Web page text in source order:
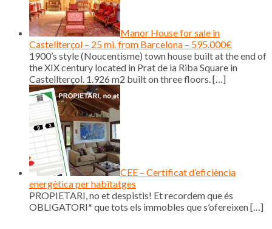
Manor House for sale in
Castellterçol – 25 mi. from Barcelona – 595.000€
1900’s style (Noucentisme) town house built at the end of
the XIX century located in Prat de la Riba Square in
Castellterçol. 1.926 m2 built on three floors.[…]
CEE – Certificat d’eficiència
energètica per habitatges
PROPIETARI, no et despistis! Et recordem que és
OBLIGATORI* que tots els immobles que s’ofereixen[…]